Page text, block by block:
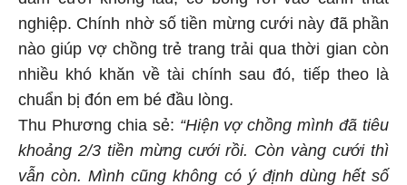
nghiệp. Chính nhờ số tiền mừng cưới này đã phần
nào giúp vợ chồng trẻ trang trải qua thời gian còn
nhiều khó khăn về tài chính sau đó, tiếp theo là
chuẩn bị đón em bé đầu lòng.
Thu Phương chia sẻ: “Hiện vợ chồng mình đã tiêu
khoảng 2/3 tiền mừng cưới rồi. Còn vàng cưới thì
vẫn còn. Mình cũng không có ý định dùng hết số